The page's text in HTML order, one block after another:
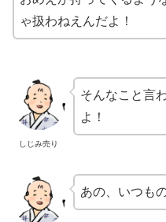
ゃ扱わねえんだよ！
しじみ売り
そんなこと言
よ！
あの、いつも